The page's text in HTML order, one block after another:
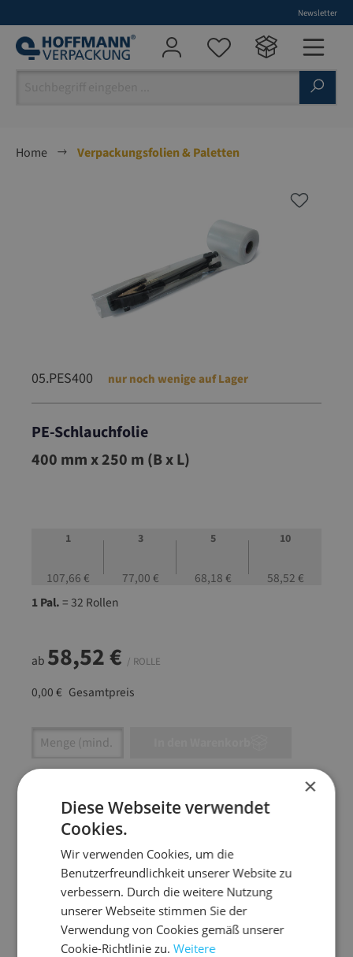
Newsletter
Home
Verpackungsfolien & Paletten
05.PES400 nur noch wenige auf Lager
PE-Schlauchfolie
05.PES400
400 mm x 250 m (B x L)
1
107,66 €
3
77,00 €
5
68,18 €
10
58,52 €
1 Pal.= 32 Rollen
ab 58,52 € / ROLLE
0,00 € Gesamtpreis
Artikel Anzahl: Gib den gewünschten Wert
Artikelinformationen
Für die individuelle Herstellung von Beuteln nach
Maß und Bedarf die ideale Lösung.
×
Diese Webseite verwendet
Cookies.
Wir verwenden Cookies, um die
Benutzerfreundlichkeit unserer Website zu
verbessern. Durch die weitere Nutzung
unserer Webseite stimmen Sie der
Verwendung von Cookies gemäß unserer
Cookie-Richtlinie zu.Weitere